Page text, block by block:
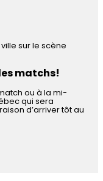
sur le scène
matchs!
ou à la mi-
qui sera
d’arriver tôt au